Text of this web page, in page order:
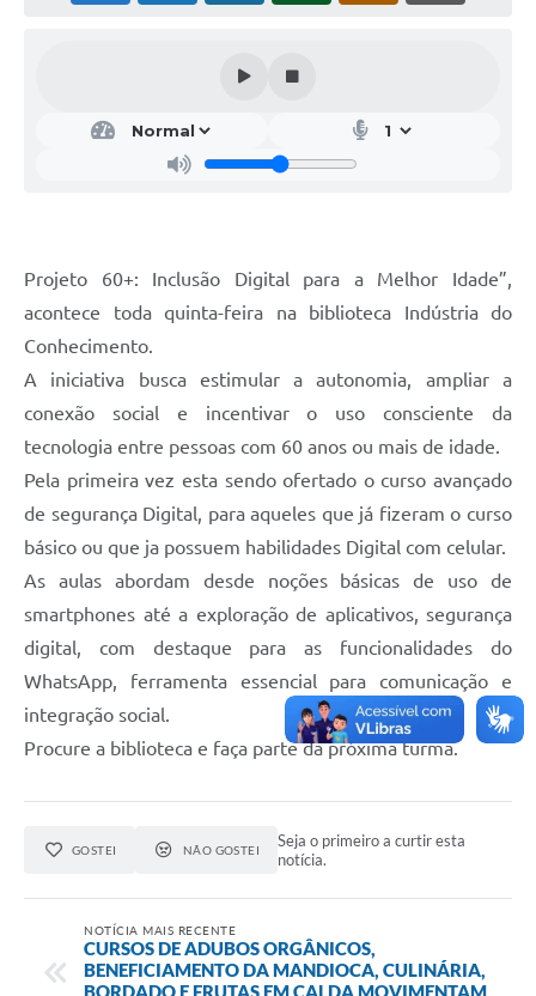
Projeto 60+: Inclusão Digital para a Melhor Idade”,
acontece toda quinta-feira na biblioteca Indústria do
Conhecimento.
A iniciativa busca estimular a autonomia, ampliar a
conexão social e incentivar o uso consciente da
tecnologia entre pessoas com 60 anos ou mais de idade.
Pela primeira vez esta sendo ofertado o curso avançado
de segurança Digital, para aqueles que já fizeram o curso
básico ou que ja possuem habilidades Digital com celular.
As aulas abordam desde noções básicas de uso de
smartphones até a exploração de aplicativos, segurança
digital, com destaque para as funcionalidades do
WhatsApp, ferramenta essencial para comunicação e
integração social.
Procure a biblioteca e faça parte da próxima turma.
GOSTEI NÃO GOSTEI
Seja o primeiro a curtir esta
notícia.
NOTÍCIA MAIS RECENTE
CURSOS DE ADUBOS ORGÂNICOS,
BENEFICIAMENTO DA MANDIOCA, CULINÁRIA,
BORDADO E FRUTAS EM CALDA MOVIMENTAM